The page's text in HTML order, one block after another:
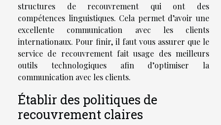
structures de recouvrement qui ont des
compétences linguistiques. Cela permet d’avoir une
excellente communication avec les clients
internationaux. Pour finir, il faut vous assurer que le
service de recouvrement fait usage des meilleurs
outils technologiques afin d’optimiser la
communication avec les clients.
Établir des politiques de
recouvrement claires